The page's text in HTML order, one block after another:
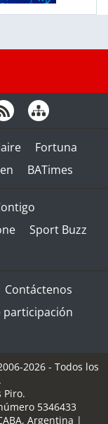
Fortuna
BATimes
Sport Buzz
Contáctenos
participación
2026 - Todos los
Piro.
5346433
Argentina |